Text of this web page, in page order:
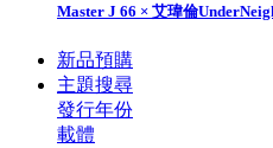
Master J 66 × 艾瑋倫
新品預購
主題搜尋
發行年份
載體